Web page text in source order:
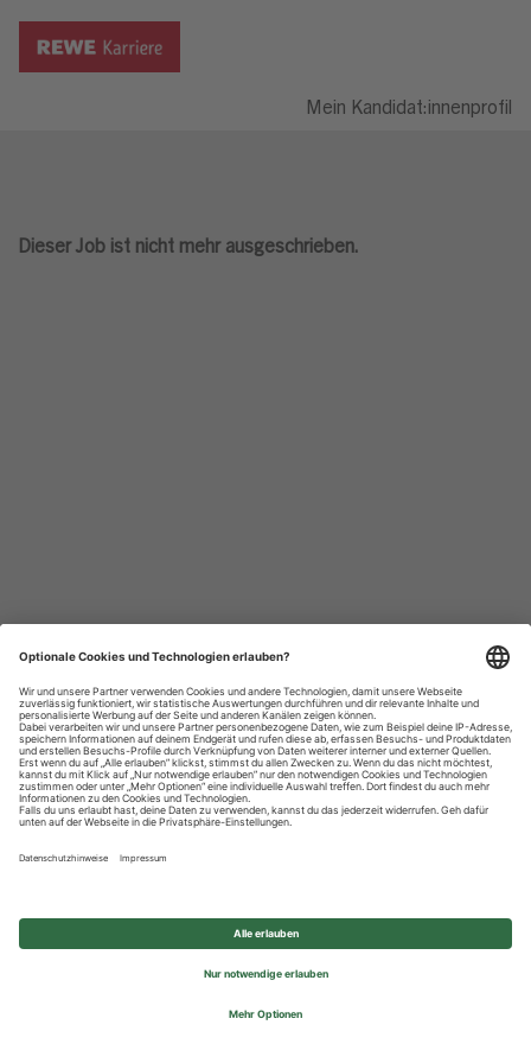
Mein Kandidat:innenprofil
Dieser Job ist nicht mehr ausgeschrieben.
Datenschutzhinweise
Impressum
Privatsphäre-Einstellungen
© 2026 REWE Group - All rights reserved